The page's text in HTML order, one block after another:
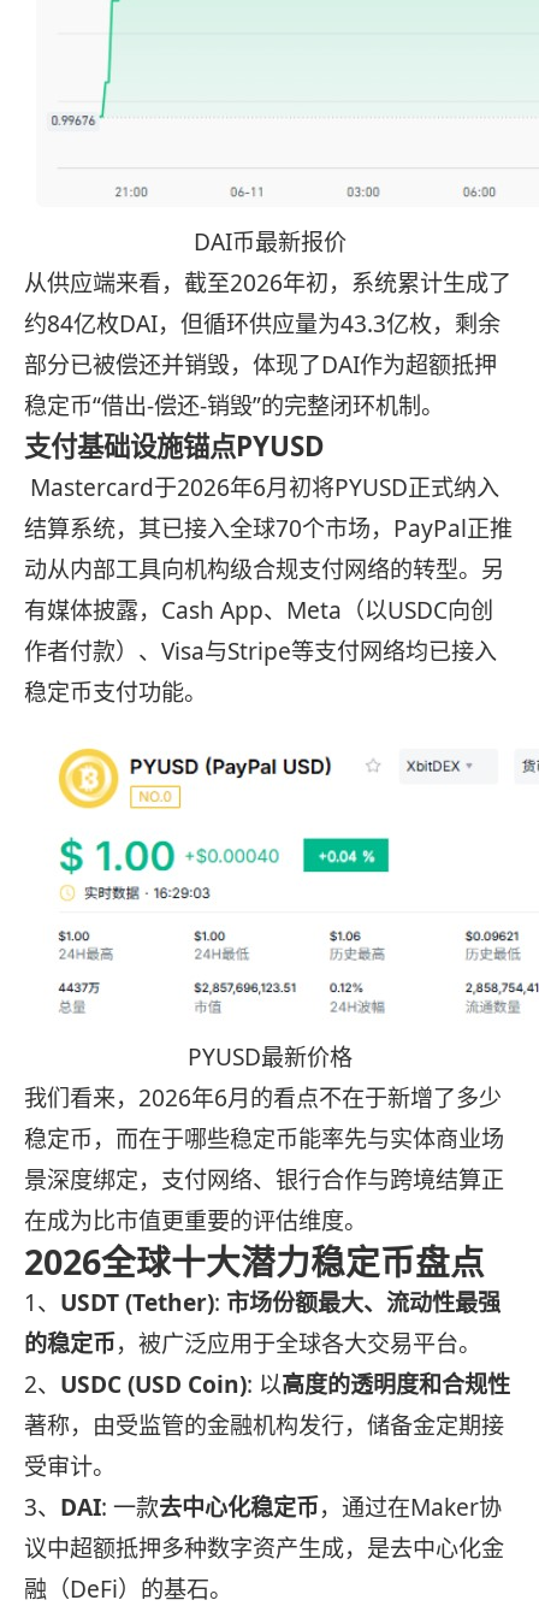
DAI币最新报价
从供应端来看，截至2026年初，系统累计生成了
约84亿枚DAI，但循环供应量为43.3亿枚，剩余
部分已被偿还并销毁，体现了DAI作为超额抵押
稳定币“借出-偿还-销毁”的完整闭环机制。
支付基础设施锚点PYUSD
Mastercard于2026年6月初将PYUSD正式纳入
结算系统，其已接入全球70个市场，PayPal正推
动从内部工具向机构级合规支付网络的转型。另
有媒体披露，Cash App、Meta（以USDC向创
作者付款）、Visa与Stripe等支付网络均已接入
稳定币支付功能。
PYUSD最新价格
我们看来，2026年6月的看点不在于新增了多少
稳定币，而在于哪些稳定币能率先与实体商业场
景深度绑定，支付网络、银行合作与跨境结算正
在成为比市值更重要的评估维度。
2026全球十大潜力稳定币盘点
1、 USDT (Tether): 市场份额最大、流动性最强
的稳定币，被广泛应用于全球各大交易平台。
2、 USDC (USD Coin): 以高度的透明度和合规性
著称，由受监管的金融机构发行，储备金定期接
受审计。
3、 DAI: 一款去中心化稳定币，通过在Maker协
议中超额抵押多种数字资产生成，是去中心化金
融（DeFi）的基石。